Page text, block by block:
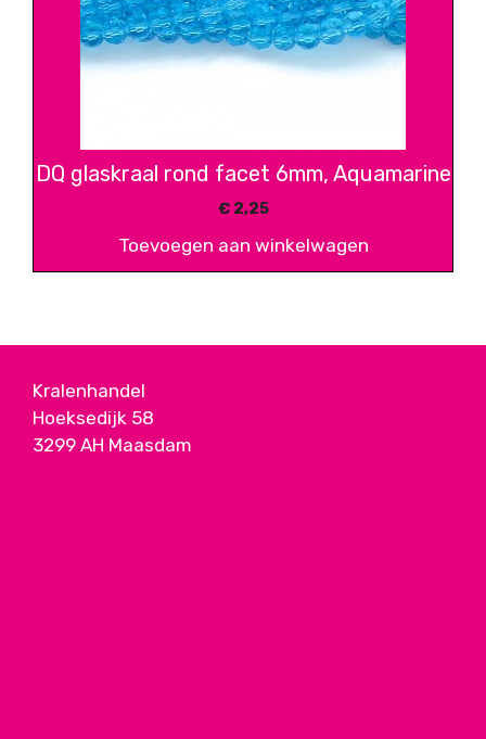
DQ glaskraal rond facet 6mm, Aquamarine
€2,25
Toevoegen aan winkelwagen
Kralenhandel
Hoeksedijk 58
3299 AH Maasdam